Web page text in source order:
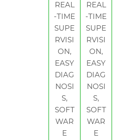
REAL
-TIME
SUPE
RVISI
ON,
EASY
DIAG
NOSI
S,
SOFT
WAR
E
REAL
-TIME
SUPE
RVISI
ON,
EASY
DIAG
NOSI
S,
SOFT
WAR
E